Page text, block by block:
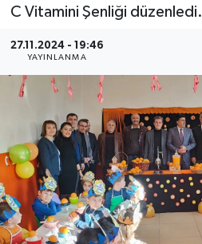
C Vitamini Şenliği düzenledi.
27.11.2024 - 19:46
YAYINLANMA
İLÇE HABERLERİ
KÜLTÜR-SANAT
KSÜ
DÜNYA
ROPORTAJ